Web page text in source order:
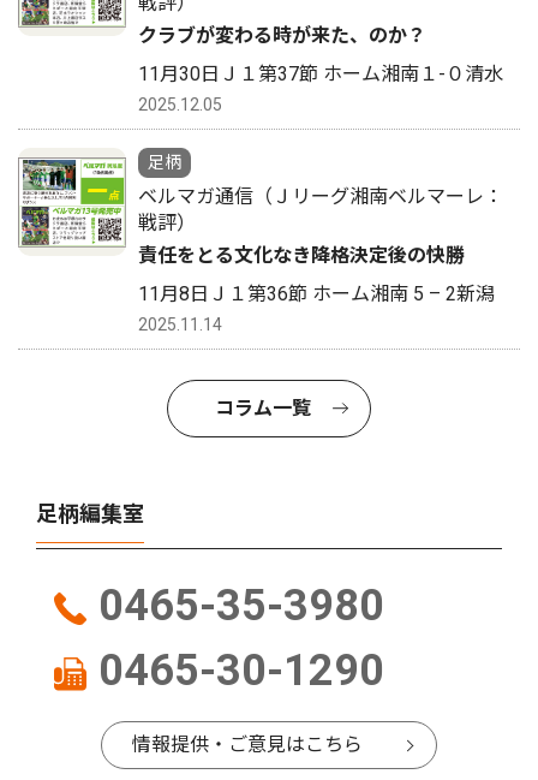
クラブが変わる時が来た、のか？
11月30日Ｊ１第37節 ホーム湘南１-０清水
2025.12.05
足柄
ベルマガ通信（Ｊリーグ湘南ベルマーレ：
戦評）
責任をとる文化なき降格決定後の快勝
11月8日Ｊ１第36節 ホーム湘南 5 – 2新潟
2025.11.14
コラム一覧
足柄編集室
0465-35-3980
0465-30-1290
情報提供・ご意見はこちら